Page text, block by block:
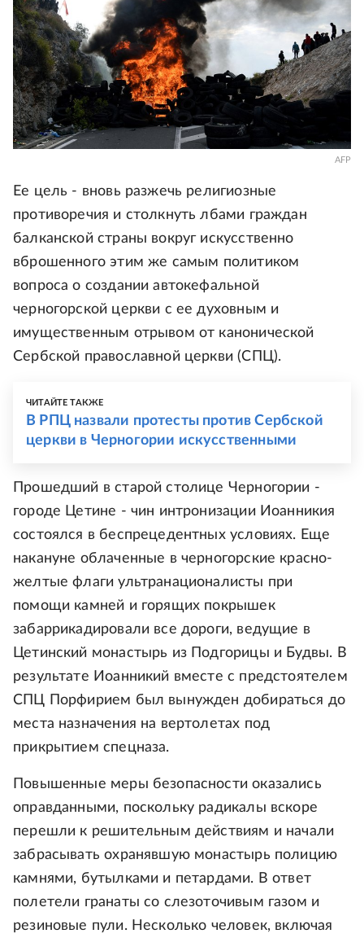
AFP
Ее цель - вновь разжечь религиозные
противоречия и столкнуть лбами граждан
балканской страны вокруг искусственно
вброшенного этим же самым политиком
вопроса о создании автокефальной
черногорской церкви с ее духовным и
имущественным отрывом от канонической
Сербской православной церкви (СПЦ).
ЧИТАЙТЕ ТАКЖЕ
В РПЦ назвали протесты против Сербской
церкви в Черногории искусственными
Прошедший в старой столице Черногории -
городе Цетине - чин интронизации Иоанникия
состоялся в беспрецедентных условиях. Еще
накануне облаченные в черногорские красно-
желтые флаги ультранационалисты при
помощи камней и горящих покрышек
забаррикадировали все дороги, ведущие в
Цетинский монастырь из Подгорицы и Будвы. В
результате Иоанникий вместе с предстоятелем
СПЦ Порфирием был вынужден добираться до
места назначения на вертолетах под
прикрытием спецназа.
Повышенные меры безопасности оказались
оправданными, поскольку радикалы вскоре
перешли к решительным действиям и начали
забрасывать охранявшую монастырь полицию
камнями, бутылками и петардами. В ответ
полетели гранаты со слезоточивым газом и
резиновые пули. Несколько человек, включая